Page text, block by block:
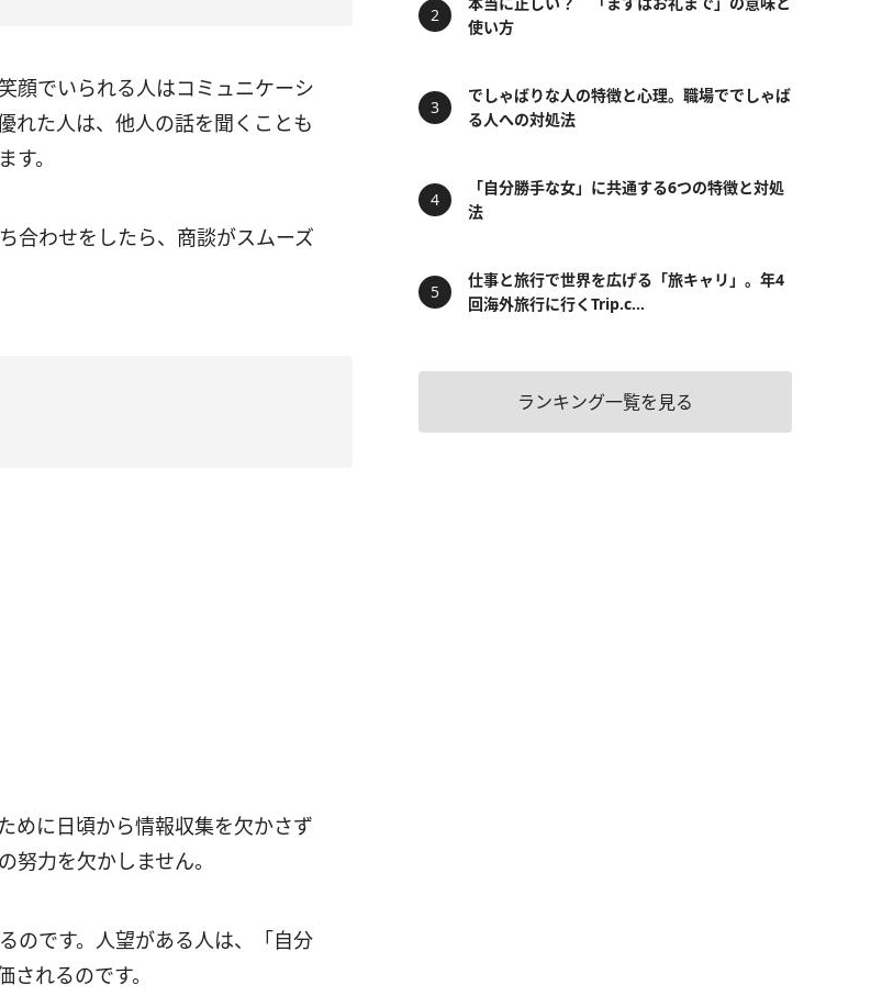
顔でいられる人はコミュニケーシ
れた人は、他人の話を聞くことも
。
合わせをしたら、商談がスムーズ
めに日頃から情報収集を欠かさず
力を欠かしません。
のです。人望がある人は、「自分
れるのです。
使い方
でしゃばりな人の特徴と心理。職場ででしゃば
る人への対処法
「自分勝手な女」に共通する6つの特徴と対処
法
仕事と旅行で世界を広げる「旅キャリ」。年4
回海外旅行に行くTrip.c...
ランキング一覧を見る